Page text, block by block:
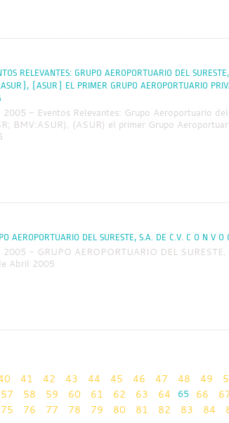
RELEVANTES: GRUPO AEROPORTUARIO DEL
(ASUR) EL PRIMER GRUPO AEROPORTUARIO
2005 - Eventos Relevantes: Grupo Aeroportuario
BMV:ASUR), (ASUR) el primer Grupo
AEROPORTUARIO DEL SURESTE, S.A. DE C.V. C O N V
2005 - GRUPO AEROPORTUARIO DEL
Abril 2005
41 42 43 44 45 46 47 48 49
57 58 59 60 61 62 63 64 65 66
75 76 77 78 79 80 81 82 83 84